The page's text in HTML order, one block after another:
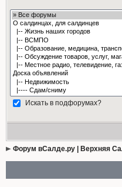
Искать в подфорумах?
Форум вСалде.ру | Верхняя